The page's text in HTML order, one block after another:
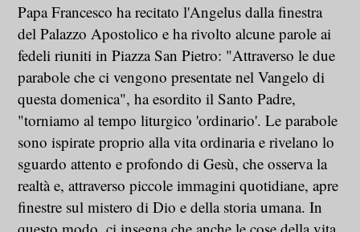
Papa Francesco ha recitato l'Angelus dalla finestra
del Palazzo Apostolico e ha rivolto alcune parole ai
fedeli riuniti in Piazza San Pietro: "Attraverso le due
parabole che ci vengono presentate nel Vangelo di
questa domenica", ha esordito il Santo Padre,
"torniamo al tempo liturgico 'ordinario'. Le parabole
sono ispirate proprio alla vita ordinaria e rivelano lo
sguardo attento e profondo di Gesù, che osserva la
realtà e, attraverso piccole immagini quotidiane, apre
finestre sul mistero di Dio e della storia umana. In